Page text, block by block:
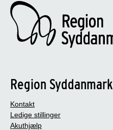
Region Syddanmark
Kontakt
Ledige stillinger
Akuthjælp